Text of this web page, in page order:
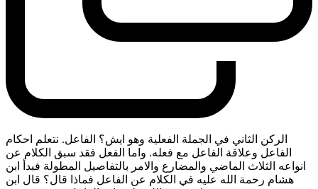
الركن الثاني في الجملة الفعلية وهو ايش؟ الفاعل. نتعلم احكام
الفاعل وعلاقة الفاعل مع فعله. واما الفعل فقد سبق الكلام عن
انواعه الثلاث الماضي والمضارع والامر بالتفاصيل المطولة فبدأ ابن
هشام رحمة الله عليه في الكلام عن الفاعل فماذا قال؟ قال ابن